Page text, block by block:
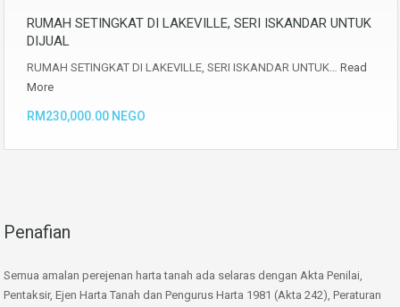
RUMAH SETINGKAT DI LAKEVILLE, SERI ISKANDAR UNTUK
DIJUAL
RUMAH SETINGKAT DI LAKEVILLE, SERI ISKANDAR UNTUK… Read
More
RM230,000.00 NEGO
Penafian
Semua amalan perejenan harta tanah ada selaras dengan Akta Penilai,
Pentaksir, Ejen Harta Tanah dan Pengurus Harta 1981 (Akta 242), Peraturan